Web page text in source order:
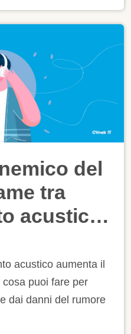
del
tra
acustico
acustico aumenta il
puoi fare per
dai danni del rumore